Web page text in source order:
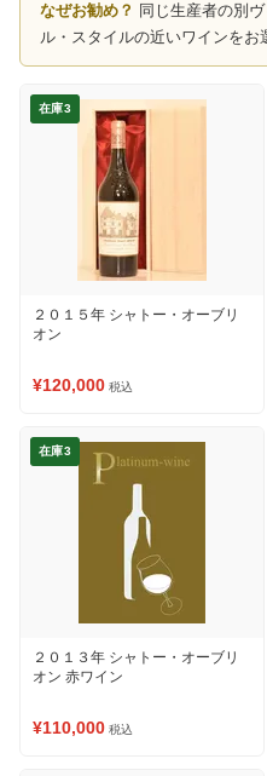
なぜお勧め？ 同じ生産者の別
ル・スタイルの近いワインをお
在庫3
２０１５年 シャトー・オーブリ
オン
¥120,000 税込
在庫3
２０１３年 シャトー・オーブリ
オン 赤ワイン
¥110,000 税込